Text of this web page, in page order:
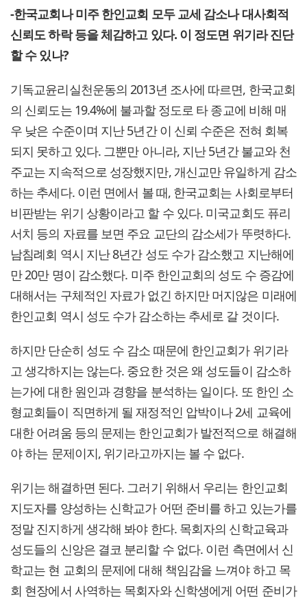
-한국교회나 미주 한인교회 모두 교세 감소나 대사회적
신뢰도 하락 등을 체감하고 있다. 이 정도면 위기라 진단
할 수 있나?
기독교윤리실천운동의 2013년 조사에 따르면, 한국교회
의 신뢰도는 19.4%에 불과할 정도로 타 종교에 비해 매
우 낮은 수준이며 지난 5년간 이 신뢰 수준은 전혀 회복
되지 못하고 있다. 그뿐만 아니라, 지난 5년간 불교와 천
주교는 지속적으로 성장했지만, 개신교만 유일하게 감소
하는 추세다. 이런 면에서 볼 때, 한국교회는 사회로부터
비판받는 위기 상황이라고 할 수 있다. 미국교회도 퓨리
서치 등의 자료를 보면 주요 교단의 감소세가 뚜렷하다.
남침례회 역시 지난 8년간 성도 수가 감소했고 지난해에
만 20만 명이 감소했다. 미주 한인교회의 성도 수 증감에
대해서는 구체적인 자료가 없긴 하지만 머지않은 미래에
한인교회 역시 성도 수가 감소하는 추세로 갈 것이다.
하지만 단순히 성도 수 감소 때문에 한인교회가 위기라
고 생각하지는 않는다. 중요한 것은 왜 성도들이 감소하
는가에 대한 원인과 경향을 분석하는 일이다. 또 한인 소
형교회들이 직면하게 될 재정적인 압박이나 2세 교육에
대한 어려움 등의 문제는 한인교회가 발전적으로 해결해
야 하는 문제이지, 위기라고까지는 볼 수 없다.
위기는 해결하면 된다. 그러기 위해서 우리는 한인교회
지도자를 양성하는 신학교가 어떤 준비를 하고 있는가를
정말 진지하게 생각해 봐야 한다. 목회자의 신학교육과
성도들의 신앙은 결코 분리할 수 없다. 이런 측면에서 신
학교는 현 교회의 문제에 대해 책임감을 느껴야 하고 목
회 현장에서 사역하는 목회자와 신학생에게 어떤 준비가